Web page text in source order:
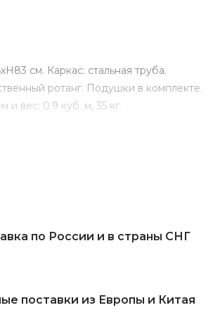
см. Каркас: стальная труба.
ротанг. Подушки в комплекте.
и вес: 0.9 куб. м, 35 кг.
по России и в страны СНГ
поставки из Европы и Китая